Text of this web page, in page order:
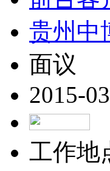
贵州中
面议
2015-
工作地